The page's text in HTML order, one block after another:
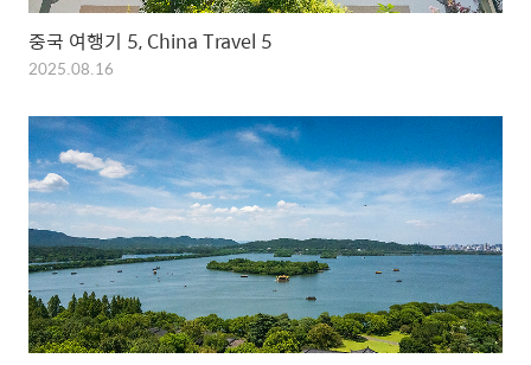
중국 여행기 5, China Travel 5
2025.08.16